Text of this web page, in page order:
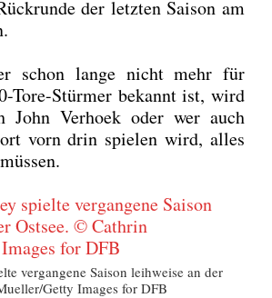
der letz­ten Sai­son am
schon lan­ge nicht mehr für
Tore-Stür­mer bekannt ist, wird
John Ver­hoek oder wer auch
vorn drin spie­len wird, alles
ver­gan­ge­ne Sai­son leih­wei­se an der
Getty Images for DFB